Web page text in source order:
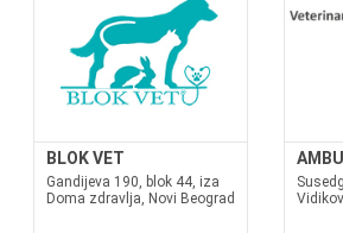
BLOK VET
Gandijeva 190, blok 44, iza
Doma zdravlja, Novi Beograd